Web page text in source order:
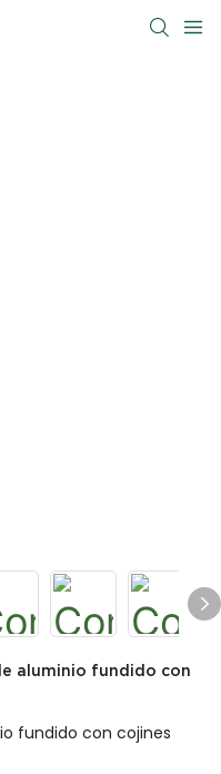
aluminio fundido con
fundido con cojines